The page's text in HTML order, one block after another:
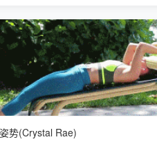
势(Crystal Rae)